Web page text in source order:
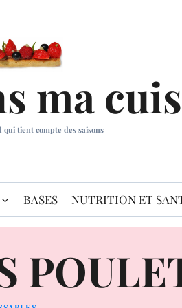
ma
qui tient compte des saisons
BASES NUTRITION ET